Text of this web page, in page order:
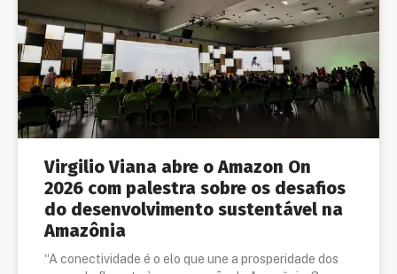
Virgilio Viana abre o Amazon On
2026 com palestra sobre os desafios
do desenvolvimento sustentável na
Amazônia
“A conectividade é o elo que une a prosperidade dos